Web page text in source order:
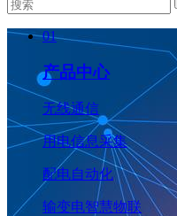
01
产品中心
无线通信
用电信息采集
配电自动化
输变电智慧物联